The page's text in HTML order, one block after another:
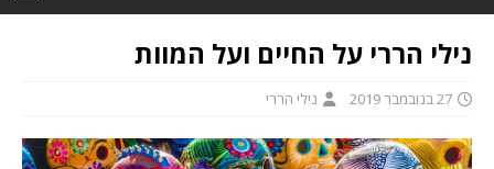
נילי הררי על החיים ועל המוות
27 בנובמבר 2019 נילי הררי